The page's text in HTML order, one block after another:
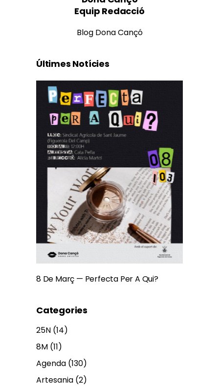
Equip Redacció
Blog Dona Cançó
Últimes Notícies
8 De Març — Perfecta Per A Qui?
Categories
25N (14)
8M (11)
Agenda (130)
Artesania (2)